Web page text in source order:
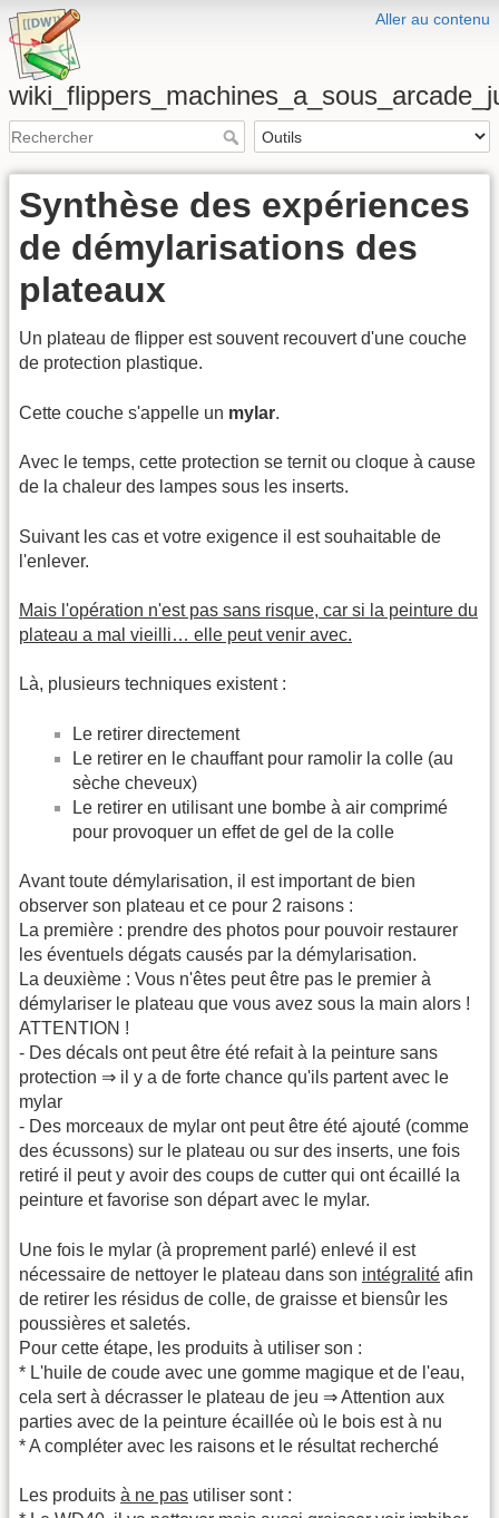
Aller au contenu
Synthèse des expériences
de démylarisations des
plateaux
Un plateau de flipper est souvent recouvert d'une couche
de protection plastique.
Cette couche s'appelle un mylar.
Avec le temps, cette protection se ternit ou cloque à cause
de la chaleur des lampes sous les inserts.
Suivant les cas et votre exigence il est souhaitable de
l'enlever.
Mais l'opération n'est pas sans risque, car si la peinture du
plateau a mal vieilli… elle peut venir avec.
Là, plusieurs techniques existent :
Le retirer directement
Le retirer en le chauffant pour ramolir la colle (au
sèche cheveux)
Le retirer en utilisant une bombe à air comprimé
pour provoquer un effet de gel de la colle
Avant toute démylarisation, il est important de bien
observer son plateau et ce pour 2 raisons :
La première : prendre des photos pour pouvoir restaurer
les éventuels dégats causés par la démylarisation.
La deuxième : Vous n'êtes peut être pas le premier à
démylariser le plateau que vous avez sous la main alors !
ATTENTION !
- Des décals ont peut être été refait à la peinture sans
protection ⇒ il y a de forte chance qu'ils partent avec le
mylar
- Des morceaux de mylar ont peut être été ajouté (comme
des écussons) sur le plateau ou sur des inserts, une fois
retiré il peut y avoir des coups de cutter qui ont écaillé la
peinture et favorise son départ avec le mylar.
Une fois le mylar (à proprement parlé) enlevé il est
nécessaire de nettoyer le plateau dans son intégralité afin
de retirer les résidus de colle, de graisse et biensûr les
poussières et saletés.
Pour cette étape, les produits à utiliser son :
* L'huile de coude avec une gomme magique et de l'eau,
cela sert à décrasser le plateau de jeu ⇒ Attention aux
parties avec de la peinture écaillée où le bois est à nu
* A compléter avec les raisons et le résultat recherché
Les produits à ne pas utiliser sont :